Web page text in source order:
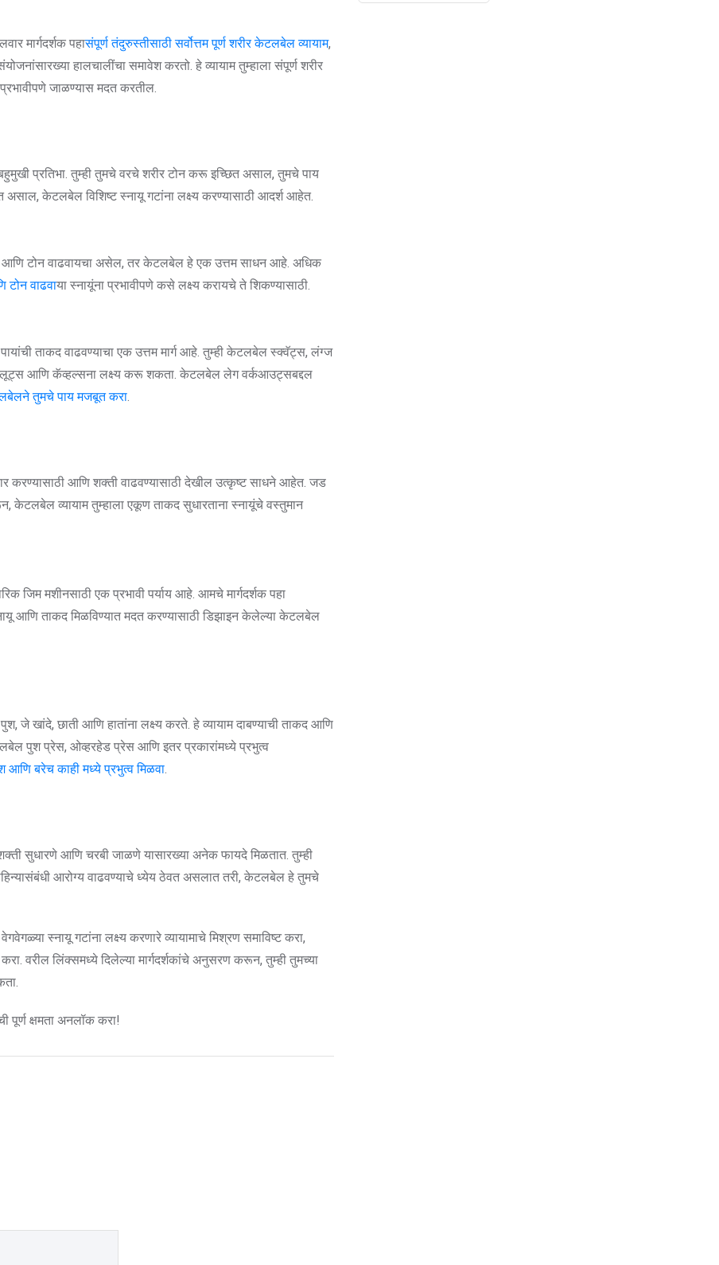
मार्गदर्शक पहासंपूर्ण तंदुरुस्तीसाठी सर्वोत्तम पूर्ण शरीर केटलबेल व्यायाम,
हालचालींचा समावेश करतो. हे व्यायाम तुम्हाला संपूर्ण शरीर
जाळण्यास मदत करतील.
प्रतिभा. तुम्ही तुमचे वरचे शरीर टोन करू इच्छित असाल, तुमचे पाय
केटलबेल विशिष्ट स्नायू गटांना लक्ष्य करण्यासाठी आदर्श आहेत.
आणि टोन वाढवायचा असेल, तर केटलबेल हे एक उत्तम साधन आहे. अधिक
वाढवाया स्नायूंना प्रभावीपणे कसे लक्ष्य करायचे ते शिकण्यासाठी.
ताकद वाढवण्याचा एक उत्तम मार्ग आहे. तुम्ही केटलबेल स्क्वॅट्स, लंग्ज
आणि कॅव्हल्सना लक्ष्य करू शकता. केटलबेल लेग वर्कआउट्सबद्दल
तुमचे पाय मजबूत करा.
करण्यासाठी आणि शक्ती वाढवण्यासाठी देखील उत्कृष्ट साधने आहेत. जड
व्यायाम तुम्हाला एकूण ताकद सुधारताना स्नायूंचे वस्तुमान
जिम मशीनसाठी एक प्रभावी पर्याय आहे. आमचे मार्गदर्शक पहा
आणि ताकद मिळविण्यात मदत करण्यासाठी डिझाइन केलेल्या केटलबेल
जे खांदे, छाती आणि हातांना लक्ष्य करते. हे व्यायाम दाबण्याची ताकद आणि
पुश प्रेस, ओव्हरहेड प्रेस आणि इतर प्रकारांमध्ये प्रभुत्व
बरेच काही मध्ये प्रभुत्व मिळवा.
सुधारणे आणि चरबी जाळणे यासारख्या अनेक फायदे मिळतात. तुम्ही
आरोग्य वाढवण्याचे ध्येय ठेवत असलात तरी, केटलबेल हे तुमचे
स्नायू गटांना लक्ष्य करणारे व्यायामाचे मिश्रण समाविष्ट करा,
वरील लिंक्समध्ये दिलेल्या मार्गदर्शकांचे अनुसरण करून, तुम्ही तुमच्या
क्षमता अनलॉक करा!